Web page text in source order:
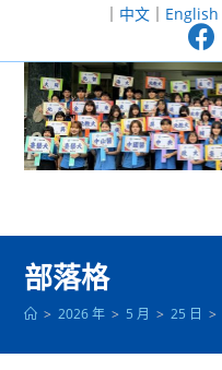
至
｜ 中文｜ English
部落格
> 2026 年 > 5 月 > 25 日 >